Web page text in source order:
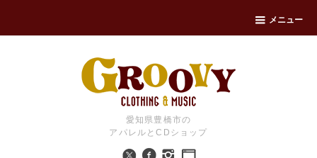
メニュー
愛知県豊橋市の
アパレルとCDショップ